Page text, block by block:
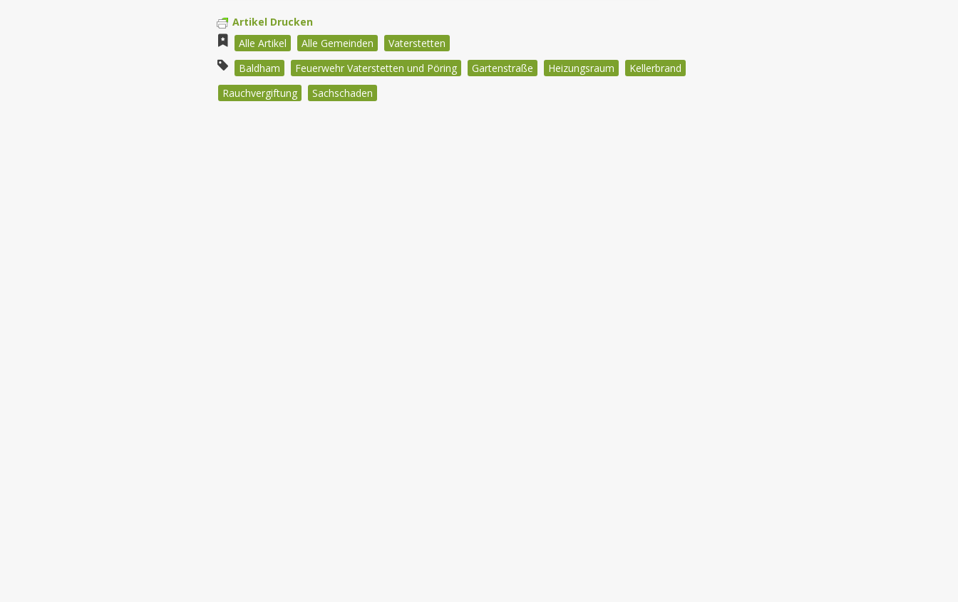
Artikel Drucken
Alle Artikel
Alle Gemeinden
Vaterstetten
Baldham
Feuerwehr Vaterstetten und Pöring Gartenstraße Heizungsraum
Kellerbrand
Rauchvergiftung
Sachschaden